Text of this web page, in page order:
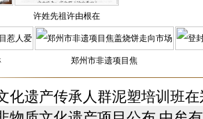
许姓先祖许由根在
郑州市非遗项目焦
化遗产传承人群泥塑培训班